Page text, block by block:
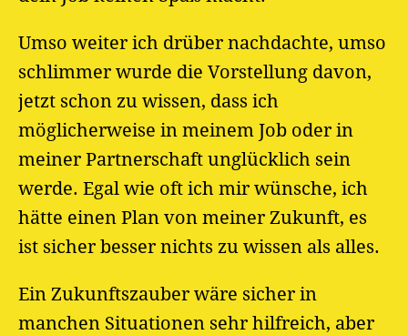
Umso weiter ich drüber nachdachte, umso
schlimmer wurde die Vorstellung davon,
jetzt schon zu wissen, dass ich
möglicherweise in meinem Job oder in
meiner Partnerschaft unglücklich sein
werde. Egal wie oft ich mir wünsche, ich
hätte einen Plan von meiner Zukunft, es
ist sicher besser nichts zu wissen als alles.
Ein Zukunftszauber wäre sicher in
manchen Situationen sehr hilfreich, aber